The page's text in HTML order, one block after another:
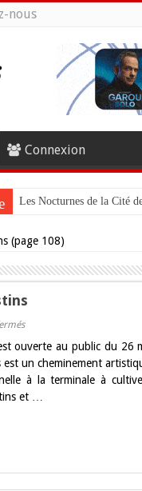
nous
Connexion
Les Nocturnes de la Cité
(page 108)
sur
aux
Augustins
ouverte au public du
un cheminement
à la terminale à
et …